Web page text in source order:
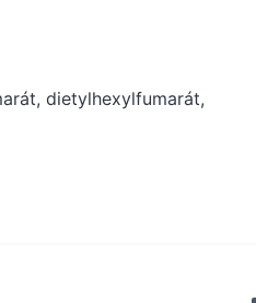
dietylhexylfumarát,